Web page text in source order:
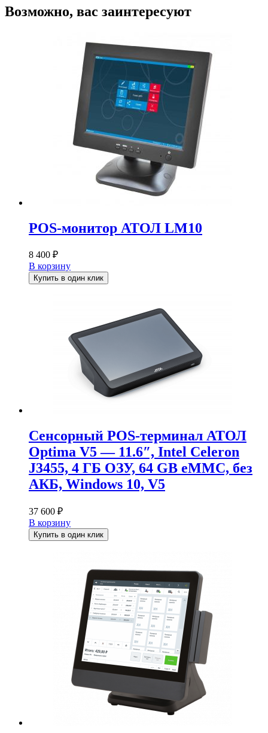
Возможно, вас заинтересуют
POS-монитор АТОЛ LM10
8 400 ₽
В корзину
Купить в один клик
Сенсорный POS-терминал АТОЛ
Optima V5 — 11.6″, Intel Celeron
J3455, 4 ГБ ОЗУ, 64 GB eMMC, без
АКБ, Windows 10, V5
37 600 ₽
В корзину
Купить в один клик